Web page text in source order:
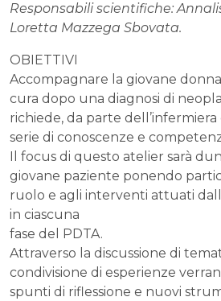
Responsabili scientifiche:
Loretta Mazzega Sbovata.
OBIETTIVI
Accompagnare la giovane
cura dopo una diagnosi di
richiede, da parte dell’infermiera
serie di conoscenze e
Il focus di questo atelier sarà
giovane paziente ponendo
ruolo e agli interventi attuati
in ciascuna
fase del PDTA.
Attraverso la discussione di
condivisione di esperienze
spunti di riflessione e nuovi